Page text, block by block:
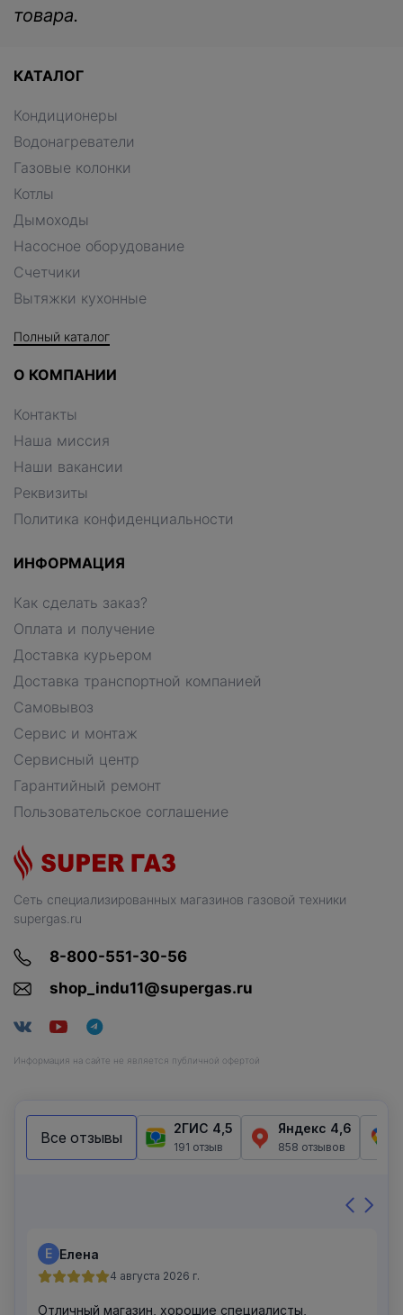
товара.
Сеть специализированных магазинов газовой техники
supergas.ru
8-800-551-30-56
shop_indu11@supergas.ru
Информация на сайте не является публичной офертой
КАТАЛОГ
Кондиционеры
Водонагреватели
Газовые колонки
Котлы
Дымоходы
Насосное оборудование
Счетчики
Вытяжки кухонные
Полный каталог
О КОМПАНИИ
Контакты
Наша миссия
Наши вакансии
Реквизиты
Политика конфиденциальности
ИНФОРМАЦИЯ
Как сделать заказ?
Оплата и получение
Доставка курьером
Доставка транспортной компанией
Самовывоз
Сервис и монтаж
Сервисный центр
Гарантийный ремонт
Пользовательское соглашение